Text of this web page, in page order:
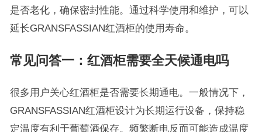
是否老化，确保密封性能。通过科学使用和维护，可以
延长GRANSFASSIAN红酒柜的使用寿命。
常见问答一：红酒柜需要全天候通电吗
很多用户关心红酒柜是否需要长期通电。一般情况下，
GRANSFASSIAN红酒柜设计为长期运行设备，保持稳
定温度有利于葡萄酒保存。频繁断电反而可能造成温度